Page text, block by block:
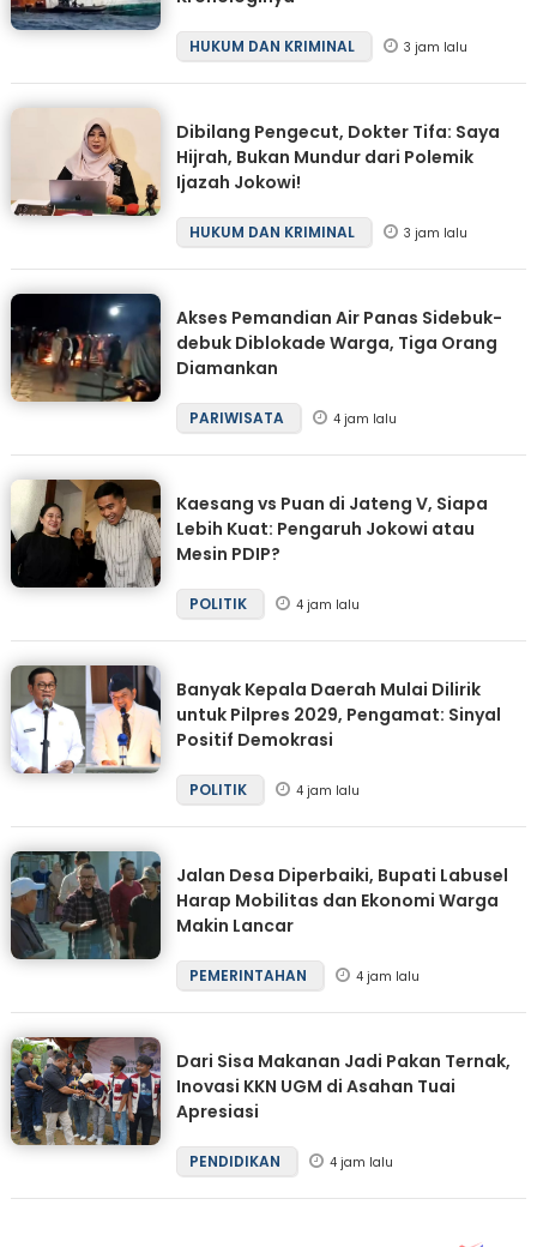
HUKUM DAN KRIMINAL 3 jam lalu
Dibilang Pengecut, Dokter Tifa: Saya
Hijrah, Bukan Mundur dari Polemik
Ijazah Jokowi!
HUKUM DAN KRIMINAL 3 jam lalu
Akses Pemandian Air Panas Sidebuk-
debuk Diblokade Warga, Tiga Orang
Diamankan
PARIWISATA 4 jam lalu
Kaesang vs Puan di Jateng V, Siapa
Lebih Kuat: Pengaruh Jokowi atau
Mesin PDIP?
POLITIK 4 jam lalu
Banyak Kepala Daerah Mulai Dilirik
untuk Pilpres 2029, Pengamat: Sinyal
Positif Demokrasi
POLITIK 4 jam lalu
Jalan Desa Diperbaiki, Bupati Labusel
Harap Mobilitas dan Ekonomi Warga
Makin Lancar
PEMERINTAHAN 4 jam lalu
Dari Sisa Makanan Jadi Pakan Ternak,
Inovasi KKN UGM di Asahan Tuai
Apresiasi
PENDIDIKAN 4 jam lalu